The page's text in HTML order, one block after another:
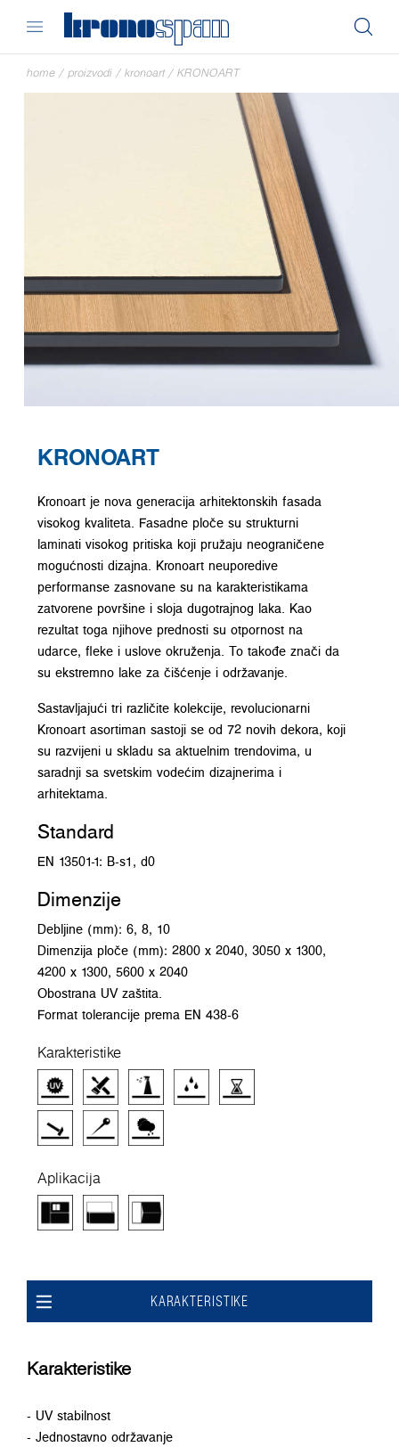
home / proizvodi / kronoart / KRONOART
KRONOART
Kronoart je nova generacija arhitektonskih fasada
visokog kvaliteta. Fasadne ploče su strukturni
laminati visokog pritiska koji pružaju neograničene
mogućnosti dizajna. Kronoart neuporedive
performanse zasnovane su na karakteristikama
zatvorene površine i sloja dugotrajnog laka. Kao
rezultat toga njihove prednosti su otpornost na
udarce, fleke i uslove okruženja. To takođe znači da
su ekstremno lake za čišćenje i održavanje.
Sastavljajući tri različite kolekcije, revolucionarni
Kronoart asortiman sastoji se od 72 novih dekora, koji
su razvijeni u skladu sa aktuelnim trendovima, u
saradnji sa svetskim vodećim dizajnerima i
arhitektama.
Standard
EN 13501-1: B-s1, d0
Dimenzije
Debljine (mm): 6, 8, 10
Dimenzija ploče (mm): 2800 x 2040, 3050 x 1300,
4200 x 1300, 5600 x 2040
Obostrana UV zaštita.
Format tolerancije prema EN 438-6
Karakteristike
Aplikacija
KARAKTERISTIKE
Karakteristike
- UV stabilnost
- Jednostavno održavanje